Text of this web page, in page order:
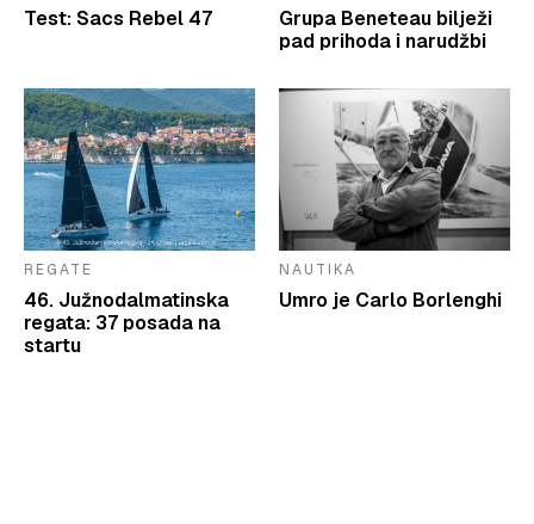
Test: Sacs Rebel 47
Grupa Beneteau bilježi
pad prihoda i narudžbi
REGATE
46. Južnodalmatinska
regata: 37 posada na
startu
NAUTIKA
Umro je Carlo Borlenghi